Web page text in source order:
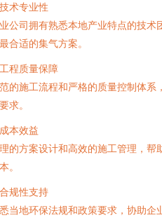
术专业性
公司拥有熟悉本地产业特点的技
合适的集气方案。
程质量保障
的施工流程和严格的质量控制体
求。
本效益
的方案设计和高效的施工管理，
。
规性支持
当地环保法规和政策要求，协助企